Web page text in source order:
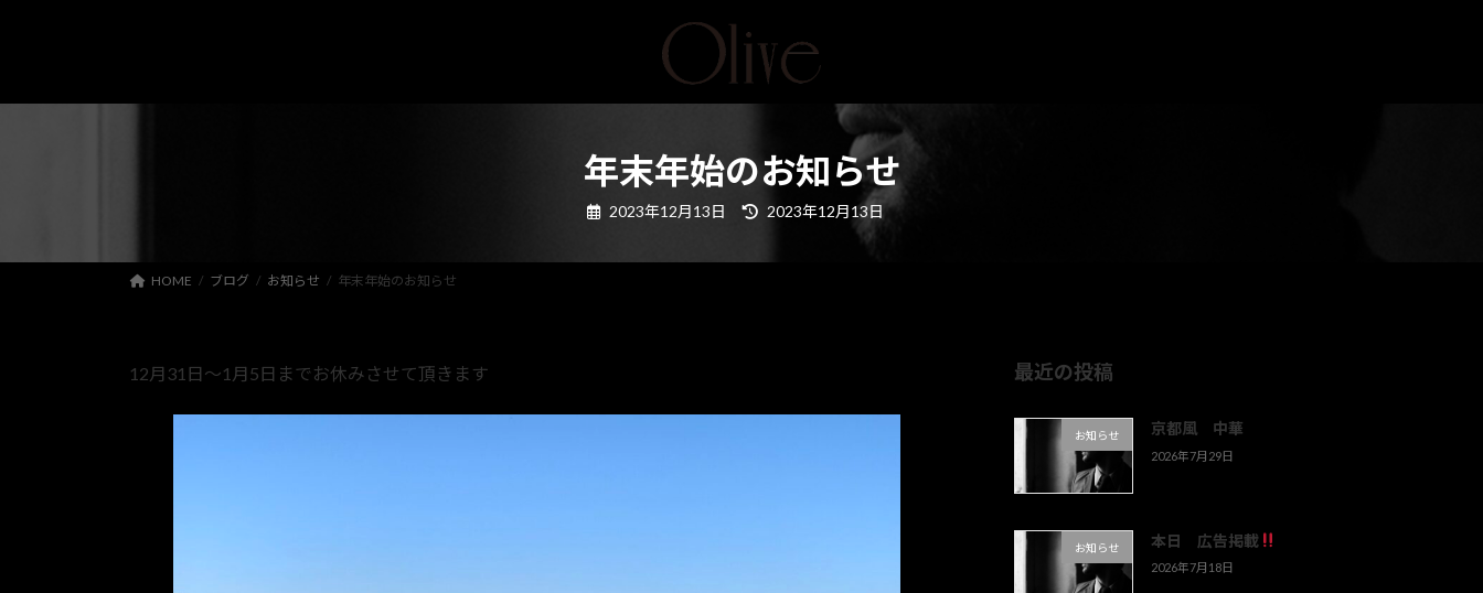
年末年始のお知らせ
2023年12月13日
最
2023年12月13日
HOME ブログ お知らせ 年末年始のお知らせ
12月31日〜1月5日までお休みさせて頂きます 最近の投稿
お知らせ 京都風 中華
2026年7月29日
お知らせ 本日 広告掲載
2026年7月18日